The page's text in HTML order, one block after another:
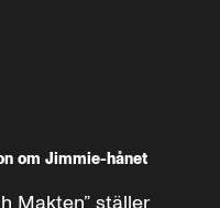
om Jimmie-hånet
Makten” ställer